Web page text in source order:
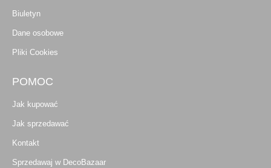
Biuletyn
Dane osobowe
Pliki Cookies
POMOC
Jak kupować
Jak sprzedawać
Kontakt
Sprzedawaj w DecoBazaar